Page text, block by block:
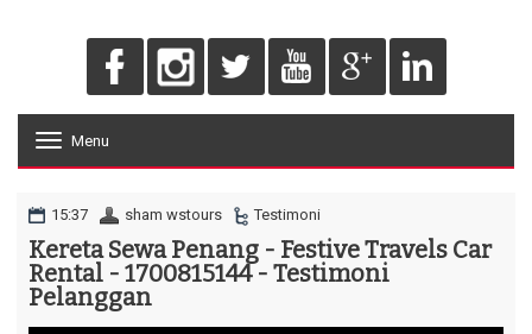
o
e
n
Menu
15:37 sham wstours Testimoni
Kereta Sewa Penang - Festive Travels Car
Rental - 1700815144 - Testimoni
Pelanggan